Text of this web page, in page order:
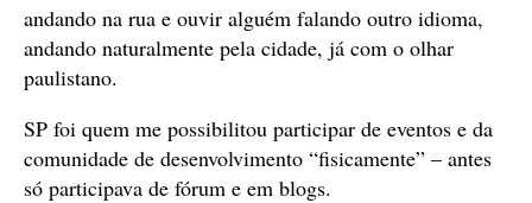
andando na rua e ouvir alguém falando outro idioma,
andando naturalmente pela cidade, já com o olhar
paulistano.
SP foi quem me possibilitou participar de eventos e da
comunidade de desenvolvimento “fisicamente” – antes
só participava de fórum e em blogs.